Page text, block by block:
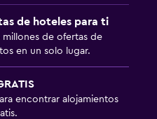
de hoteles para ti
millones de ofertas de
en un solo lugar.
encontrar alojamientos